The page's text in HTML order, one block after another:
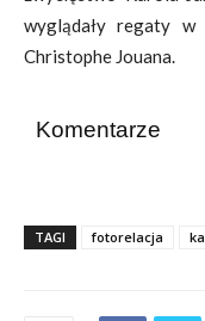
wyglądały regaty
Christophe Jouana.
Komentarze
TAGI fotorelacja